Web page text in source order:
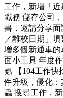
工作，新增「近
職務 儲存公司
書，邀請分享
／離校日期」
增多個新通車的
面小工具 年度
蟲 【104工作快
件升級，優化
蟲 搜尋工作，